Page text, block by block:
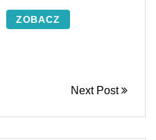
ZOBACZ
Next Post